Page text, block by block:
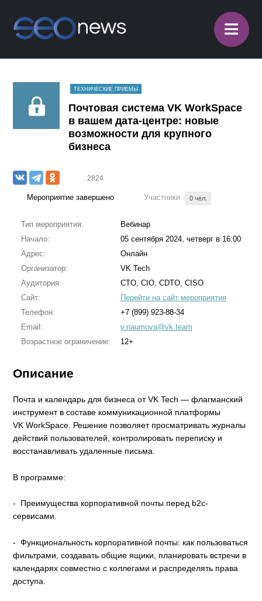
≡
ТЕХНИЧЕСКИЕ ПРИЕМЫ
Почтовая система VK WorkSpace
в вашем дата-центре: новые
возможности для крупного
бизнеса
2824
Мероприятие завершено Участники 0 чел.
Тип мероприятия:
Вебинар
Начало:
05 сентября 2024, четверг в 16:00
Адрес:
Онлайн
Организатор:
VK Tech
Аудитория:
CTO, CIO, CDTO, CISO
Сайт:
Перейти на сайт мероприятия
Телефон:
+7 (899) 923-88-34
Email:
y.naumova@vk.team
Возрастное ограничение:
12+
Описание
Почта и календарь для бизнеса от VK Tech — флагманский
инструмент в составе коммуникационной платформы
VK WorkSpace. Решение позволяет просматривать журналы
действий пользователей, контролировать переписку и
восстанавливать удаленные письма.
В программе:
- Преимущества корпоративной почты перед b2c-
сервисами.
- Функциональность корпоративной почты: как пользоваться
фильтрами, создавать общие ящики, планировать встречи в
календарях совместно с коллегами и распределять права
доступа.